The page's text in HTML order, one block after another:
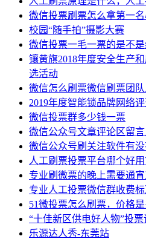
微信投票刷票怎么拿第一
校园“随手拍”摄影大赛
微信投票一毛一票的是不是
镶黄旗2018年度安全生产
选活动
微信怎么刷票微信刷票团队
2019年度智能锁品牌网络
微信投票群多少钱一票
微信公众号文章评论区留
微信公众号刷关注软件有
人工刷票投票平台哪个好用
专业刷微票的晚上需要通
专业人工投票微信群收费
51微投票怎么刷票，价格
“十佳新区供电好人物”投票
乐源达人秀-东莞站